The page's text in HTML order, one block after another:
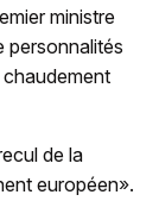
ministre
personnalités
de la
européen».